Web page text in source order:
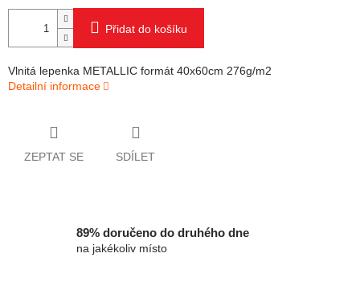
Přidat do košíku
Vlnitá lepenka METALLIC formát 40x60cm 276g/m2
Detailní informace
ZEPTAT SE SDÍLET
89% doručeno do druhého dne
na jakékoliv místo